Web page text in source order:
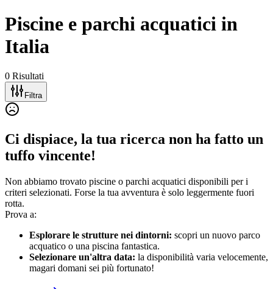
Piscine e parchi acquatici in
Italia
0 Risultati
Filtra
Ci dispiace, la tua ricerca non ha fatto un
tuffo vincente!
Non abbiamo trovato piscine o parchi acquatici disponibili per i
criteri selezionati. Forse la tua avventura è solo leggermente fuori
rotta.
Prova a:
Esplorare le strutture nei dintorni: scopri un nuovo parco
acquatico o una piscina fantastica.
Selezionare un'altra data: la disponibilità varia velocemente,
magari domani sei più fortunato!